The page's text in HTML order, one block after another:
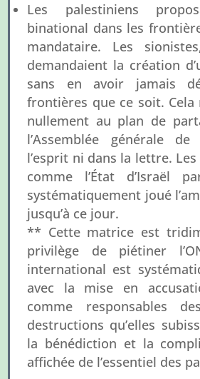
Les palestiniens
binational dans les
mandataire. Les
demandaient la création
sans en avoir jamais
frontières que ce soit.
nullement au plan de
l’Assemblée générale
l’esprit ni dans la lettre.
comme l’État d’Israël
systématiquement joué
jusqu’à ce jour.
** Cette matrice est
privilège de piétiner
international est
avec la mise en
comme responsables
destructions qu’elles
la bénédiction et la
affichée de l’essentiel des